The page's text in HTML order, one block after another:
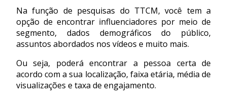
Na função de pesquisas do TTCM, você tem a
opção de encontrar influenciadores por meio de
segmento, dados demográficos do público,
assuntos abordados nos vídeos e muito mais.
Ou seja, poderá encontrar a pessoa certa de
acordo com a sua localização, faixa etária, média de
visualizações e taxa de engajamento.